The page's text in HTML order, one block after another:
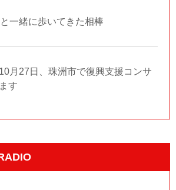
一緒に歩いてきた相棒
月27日、珠洲市で復興支援コンサ
す